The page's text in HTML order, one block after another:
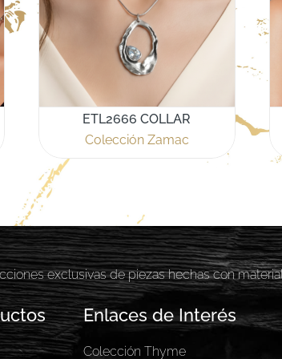
ETL2666 COLLAR
Colección Zamac
exclusivas de piezas hechas con
Enlaces de Interés
Colección Thyme